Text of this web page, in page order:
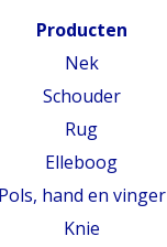
Producten
Nek
Schouder
Rug
Elleboog
Pols, hand en vinger
Knie